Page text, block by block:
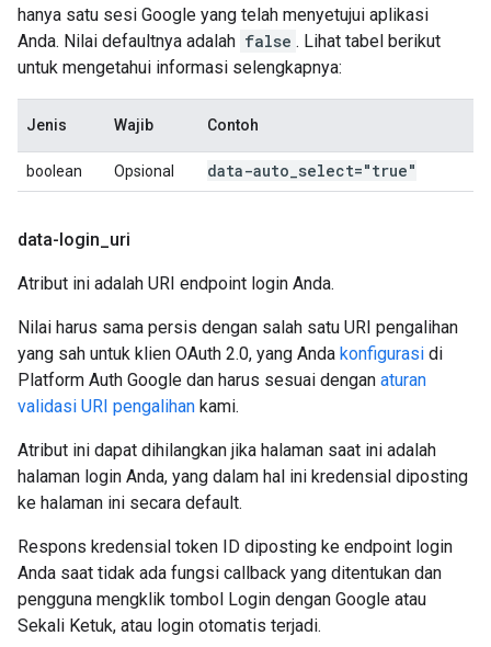
hanya satu sesi Google yang telah menyetujui aplikasi
Anda. Nilai defaultnya adalah false . Lihat tabel berikut
untuk mengetahui informasi selengkapnya:
Jenis Wajib Contoh
boolean Opsional data-auto select="true"
data-login uri
Atribut ini adalah URI endpoint login Anda.
Nilai harus sama persis dengan salah satu URI pengalihan
yang sah untuk klien OAuth 2.0, yang Anda konfigurasi di
Platform Auth Google dan harus sesuai dengan aturan
validasi URI pengalihan kami.
Atribut ini dapat dihilangkan jika halaman saat ini adalah
halaman login Anda, yang dalam hal ini kredensial diposting
ke halaman ini secara default.
Respons kredensial token ID diposting ke endpoint login
Anda saat tidak ada fungsi callback yang ditentukan dan
pengguna mengklik tombol Login dengan Google atau
Sekali Ketuk, atau login otomatis terjadi.